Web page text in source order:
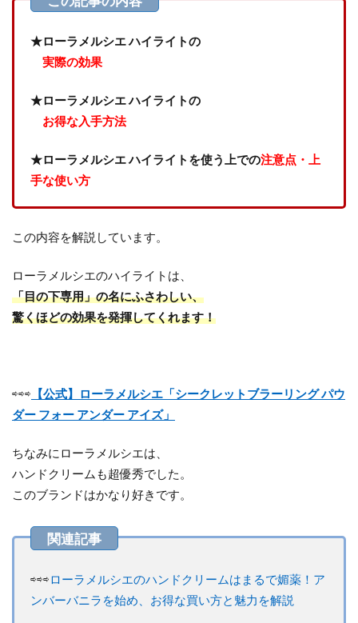
★ローラメルシエ ハイライトの
実際の効果
★ローラメルシエ ハイライトの
お得な入手方法
★ローラメルシエ ハイライトを使う上での注意点・上
手な使い方
この内容を解説しています。
ローラメルシエのハイライトは、
「目の下専用」の名にふさわしい、
驚くほどの効果を発揮してくれます！
⇨⇨⇨ 【公式】ローラメルシエ「シークレットブラーリング パウ
ダー フォー アンダー アイズ」
ちなみにローラメルシエは、
ハンドクリームも超優秀でした。
このブランドはかなり好きです。
⇨⇨⇨ローラメルシエのハンドクリームはまるで媚薬！ア
ンバーバニラを始め、お得な買い方と魅力を解説